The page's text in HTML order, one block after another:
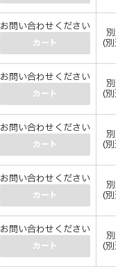
お問い合わせください
カート
別途
(別途
お問い合わせください
カート
別途
(別途
お問い合わせください
カート
別途
(別途
お問い合わせください
カート
別途
(別途
お問い合わせください
カート
別途
(別途